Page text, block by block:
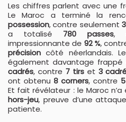
Les chiffres parlent avec une
Le Maroc a terminé la
possession, contre seulement
a totalisé 780 passes,
impressionnante de 92 %,
précision côté néerlandais.
également davantage
cadrés, contre 7 tirset 3
ont obtenu 8 corners, contre 5
Et fait révélateur : le Maroc
hors-jeu, preuve d’une
patiente.